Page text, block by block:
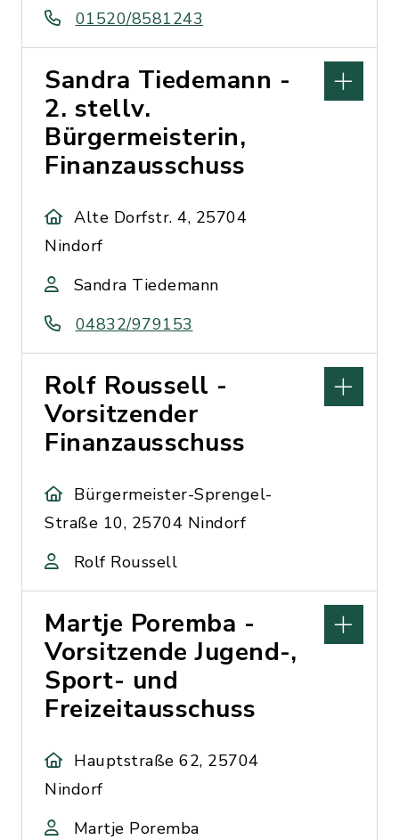
01520/8581243
Sandra Tiedemann -
2. stellv.
Bürgermeisterin,
Finanzausschuss
Alte Dorfstr. 4, 25704
Nindorf
Sandra Tiedemann
04832/979153
Rolf Roussell -
Vorsitzender
Finanzausschuss
Bürgermeister-Sprengel-
Straße 10, 25704 Nindorf
Rolf Roussell
Martje Poremba -
Vorsitzende Jugend-,
Sport- und
Freizeitausschuss
Hauptstraße 62, 25704
Nindorf
Martje Poremba